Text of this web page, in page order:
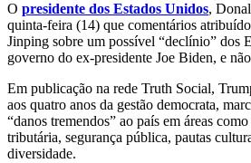
O presidente dos Estados Unidos,
quinta-feira (14) que comentários
Jinping sobre um possível “declínio” dos
governo do ex-presidente Joe Biden, e
Em publicação na rede Truth Social,
aos quatro anos da gestão democrata,
“danos tremendos” ao país em áreas
tributária, segurança pública, pautas
diversidade.